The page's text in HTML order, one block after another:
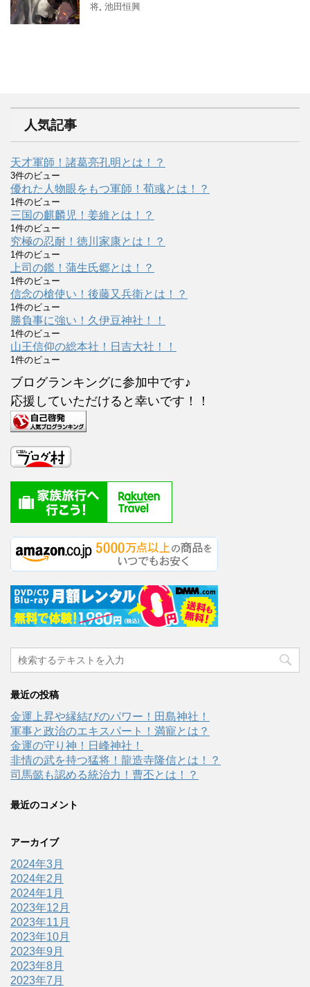
将 池田恒興
人気記事
天才軍師！諸葛亮孔明とは！？
3件のビュー
優れた人物眼をもつ軍師！荀彧とは！？
1件のビュー
三国の麒麟児！姜維とは！？
1件のビュー
究極の忍耐！徳川家康とは！？
1件のビュー
上司の鑑！蒲生氏郷とは！？
1件のビュー
信念の槍使い！後藤又兵衛とは！？
1件のビュー
勝負事に強い！久伊豆神社！！
1件のビュー
山王信仰の総本社！日吉大社！！
1件のビュー
ブログランキングに参加中です♪
応援していただけると幸いです！！
最近の投稿
金運上昇や縁結びのパワー！田島神社！
軍事と政治のエキスパート！満寵とは？
金運の守り神！日峰神社！
非情の武を持つ猛将！龍造寺隆信とは！？
司馬懿も認める統治力！曹丕とは！？
最近のコメント
アーカイブ
2024年3月
2024年2月
2024年1月
2023年12月
2023年11月
2023年10月
2023年9月
2023年8月
2023年7月